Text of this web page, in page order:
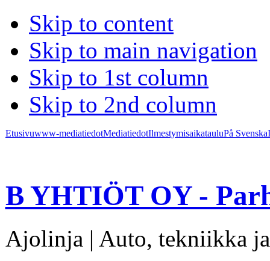
Skip to content
Skip to main navigation
Skip to 1st column
Skip to 2nd column
Etusivuwww-mediatiedotMediatiedotIlmestymisaikatauluPå Svenska
B YHTIÖT OY -
Ajolinja | Auto, tekniikka